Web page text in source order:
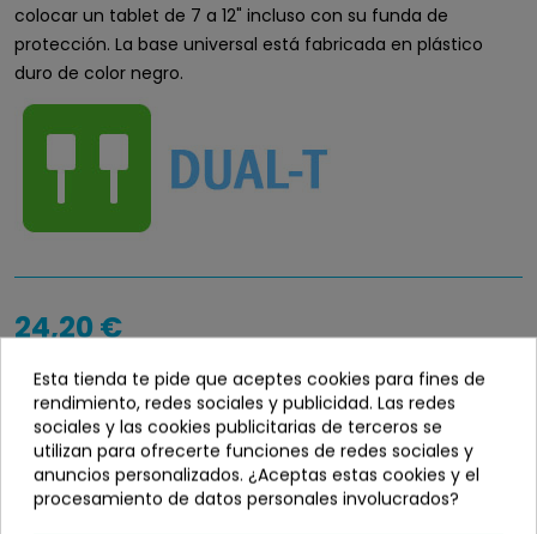
colocar un tablet de 7 a 12" incluso con su funda de
protección. La base universal está fabricada en plástico
duro de color negro.
24,20 €
info_outlineDisponibilidad
En stock
Esta tienda te pide que aceptes cookies para fines de
rendimiento, redes sociales y publicidad. Las redes
sociales y las cookies publicitarias de terceros se
utilizan para ofrecerte funciones de redes sociales y
anuncios personalizados. ¿Aceptas estas cookies y el
procesamiento de datos personales involucrados?